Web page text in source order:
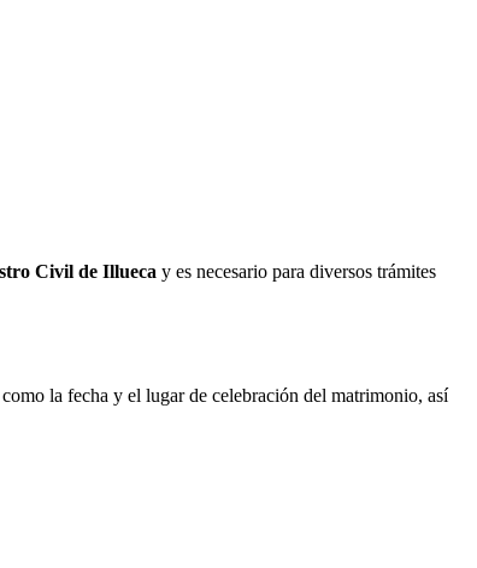
Civil de Illueca y es necesario para diversos trámites
la fecha y el lugar de celebración del matrimonio, así